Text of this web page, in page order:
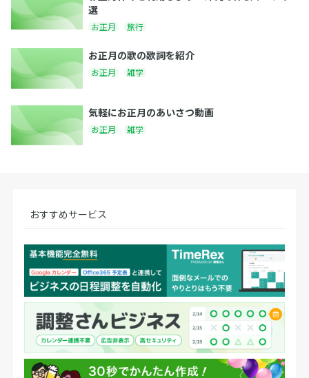
選
お正月 旅行
お正月の歌の歌詞を紹介
お正月 雑学
気軽にお正月のあいさつ動画
お正月 雑学
おすすめサービス